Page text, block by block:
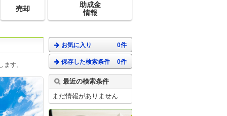
売却
助成金
情報
す。
お気に入り 0件
保存した検索条件 0件
最近の検索条件
まだ情報がありません